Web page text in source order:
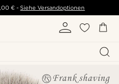
€ - Siehe Versandoptionen